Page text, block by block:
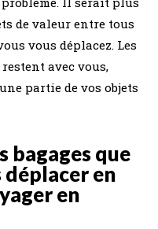
de valeur entre tous
vous déplacez. Les
avec vous,
partie de vos objets
bagages que
déplacer en
en